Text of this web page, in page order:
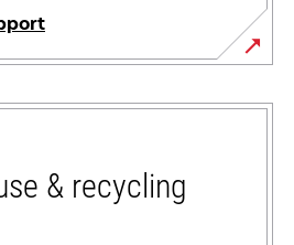
& recycling